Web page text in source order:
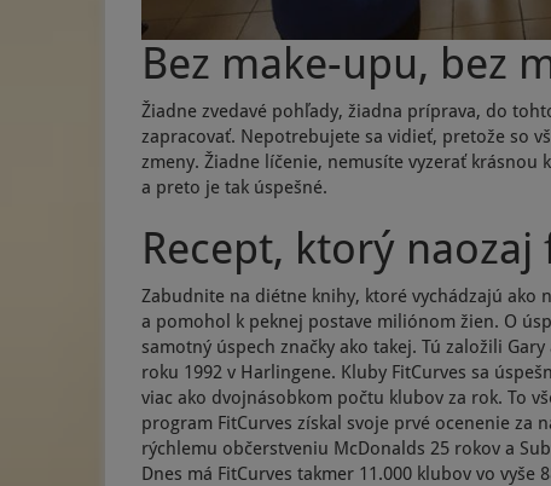
Bez make-upu, bez
Žiadne zvedavé pohľady, žiadna príprava, do
zapracovať. Nepotrebujete sa vidieť, pretože so
zmeny. Žiadne líčenie, nemusíte vyzerať krásnou
a preto je tak úspešné.
Recept, ktorý naozaj
Zabudnite na diétne knihy, ktoré vychádzajú ako
a pomohol k peknej postave miliónom žien. O
samotný úspech značky ako takej. Tú založili
roku 1992 v Harlingene. Kluby FitCurves sa
viac ako dvojnásobkom počtu klubov za rok. To
program FitCurves získal svoje prvé ocenenie za
rýchlemu občerstveniu McDonalds 25 rokov a
Dnes má FitCurves takmer 11.000 klubov vo